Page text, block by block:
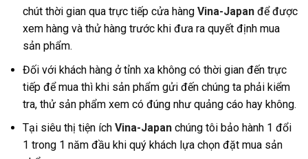
chút thời gian qua trực tiếp cửa hàng Vina-Japan để được
xem hàng và thử hàng trước khi đưa ra quyết định mua
sản phẩm.
Đối với khách hàng ở tỉnh xa không có thời gian đến trực
tiếp để mua thì khi sản phẩm gửi đến chúng ta phải kiểm
tra, thử sản phẩm xem có đúng như quảng cáo hay không.
Tại siêu thị tiện ích Vina-Japan chúng tôi bảo hành 1 đổi
1 trong 1 năm đầu khi quý khách lựa chọn đặt mua sản